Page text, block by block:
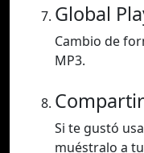
Global
Cambio de
MP3.
Si te gustó
muéstralo a